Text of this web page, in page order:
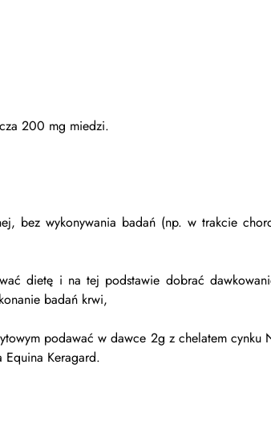
200 mg miedzi.
bez wykonywania badań (np. w trakcie
dietę i na tej podstawie dobrać
badań krwi,
podawać w dawce 2g z chelatem
Equina Keragard.